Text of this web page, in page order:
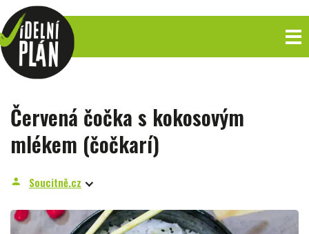
Červená čočka s kokosovým
mlékem (čočkarí)
person Soucitně.cz